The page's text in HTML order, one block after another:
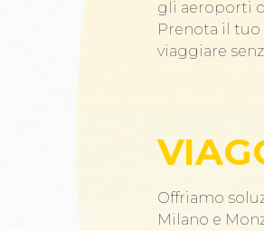
gli aeroporti
Prenota il
viaggiare
Offriamo
Milano e